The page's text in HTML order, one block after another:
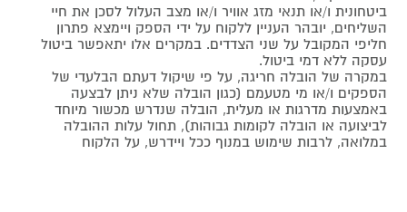
ביטחונית ו/או תנאי מזג אוויר ו/או מצב העלול לסכן את חיי
השליחים, יובהר העניין ללקוח על ידי הספק ויימצא פתרון
חליפי המקובל על שני הצדדים. במקרים אלו יתאפשר ביטול
עסקה ללא דמי ביטול.
במקרה של הובלה חריגה, על פי שיקול דעתם הבלעדי של
הספקים ו/או מי מטעמם (כגון הובלה שלא ניתן לבצעה
באמצעות מדרגות או מעלית, הובלה שנדרש מכשור מיוחד
לביצועה או הובלה לקומות גבוהות), תחול עלות ההובלה
במלואה, לרבות שימוש במנוף ככל ויידרש, על הלקוח